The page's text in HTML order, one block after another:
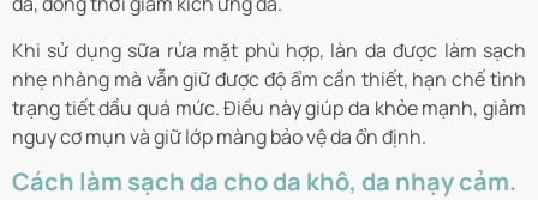
Khi sử dụng sữa rửa mặt phù hợp, làn da được làm sạch
nhẹ nhàng mà vẫn giữ được độ ẩm cần thiết, hạn chế tình
trạng tiết dầu quá mức. Điều này giúp da khỏe mạnh, giảm
nguy cơ mụn và giữ lớp màng bảo vệ da ổn định.
Cách làm sạch da cho da khô, da nhạy cảm.